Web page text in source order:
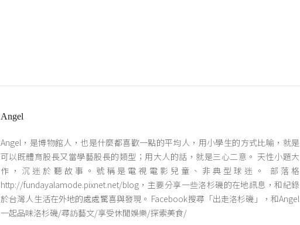
Angel
Angel，是博物館人，也是什麼都喜歡一點的平均人，用小學生的方式比喻，就是
可以既體育股長又當學藝股長的類型；用大人的話，就是三心二意。 天性小題大
作，沉迷於聽故事。號稱是電視電影兒童、非典型球迷。 部落格
http://fundayalamode.pixnet.net/blog，主要分享一些洛杉磯的在地訊息，和紀錄
於台灣人生活在外地的處處驚喜與發現。 Facebook搜尋「出走洛杉磯」，和Angel
一起品味洛杉磯/尋訪藝文/享受休閒娛樂/探索美食/